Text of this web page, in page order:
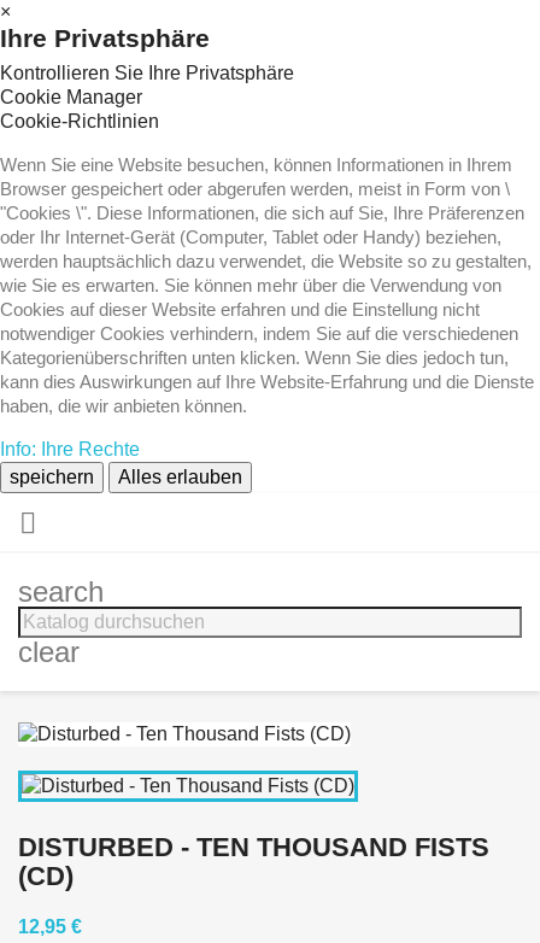
×
Ihre Privatsphäre
Kontrollieren Sie Ihre Privatsphäre
Cookie Manager
Cookie-Richtlinien
Wenn Sie eine Website besuchen, können Informationen in Ihrem
Browser gespeichert oder abgerufen werden, meist in Form von \
"Cookies \". Diese Informationen, die sich auf Sie, Ihre Präferenzen
oder Ihr Internet-Gerät (Computer, Tablet oder Handy) beziehen,
werden hauptsächlich dazu verwendet, die Website so zu gestalten,
wie Sie es erwarten. Sie können mehr über die Verwendung von
Cookies auf dieser Website erfahren und die Einstellung nicht
notwendiger Cookies verhindern, indem Sie auf die verschiedenen
Kategorienüberschriften unten klicken. Wenn Sie dies jedoch tun,
kann dies Auswirkungen auf Ihre Website-Erfahrung und die Dienste
haben, die wir anbieten können.
Info: Ihre Rechte
speichern
Alles erlauben

search
clear
DISTURBED - TEN THOUSAND FISTS
(CD)
12,95 €